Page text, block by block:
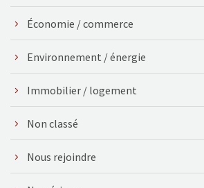
Économie / commerce
Environnement / énergie
Immobilier / logement
Non classé
Nous rejoindre